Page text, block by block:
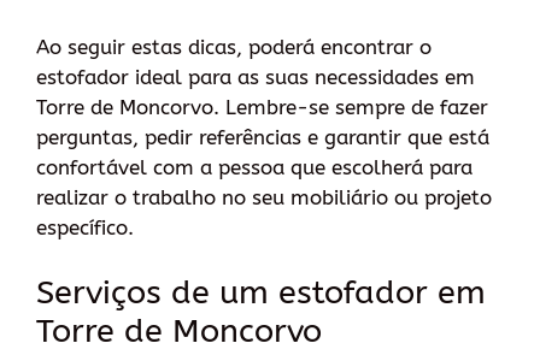
Ao seguir estas dicas, poderá encontrar o
estofador ideal para as suas necessidades em
Torre de Moncorvo. Lembre-se sempre de fazer
perguntas, pedir referências e garantir que está
confortável com a pessoa que escolherá para
realizar o trabalho no seu mobiliário ou projeto
específico.
Serviços de um estofador em
Torre de Moncorvo